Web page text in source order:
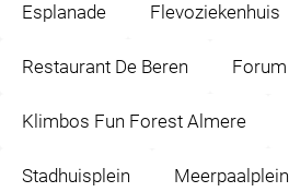
Esplanade Flevoziekenhuis
Restaurant De Beren Forum
Klimbos Fun Forest Almere
Stadhuisplein Meerpaalplein